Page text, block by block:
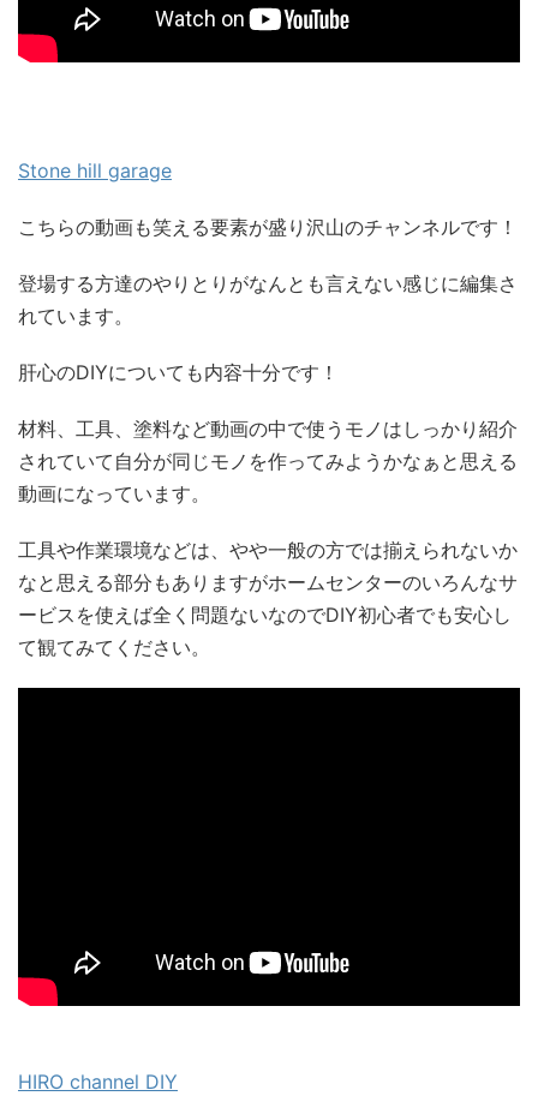
Stone hill garage
こちらの動画も笑える要素が盛り沢山のチャンネルです！
登場する方達のやりとりがなんとも言えない感じに編集さ
れています。
肝心のDIYについても内容十分です！
材料、工具、塗料など動画の中で使うモノはしっかり紹介
されていて自分が同じモノを作ってみようかなぁと思える
動画になっています。
工具や作業環境などは、やや一般の方では揃えられないか
なと思える部分もありますがホームセンターのいろんなサ
ービスを使えば全く問題ないなのでDIY初心者でも安心し
て観てみてください。
HIRO channel DIY